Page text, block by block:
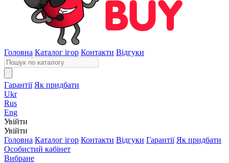
Головна Каталог ігор Контакти Відгуки
Гарантії Як придбати
Ukr
Rus
Eng
Увійти
Увійти
Головна Каталог ігор Контакти Відгуки Гарантії Як придбати
Особистий кабінет
Вибране